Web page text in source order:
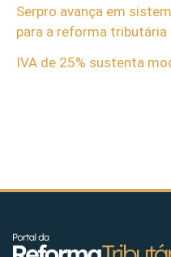
Serpro avança em
para a reforma tributária
IVA de 25% sustenta